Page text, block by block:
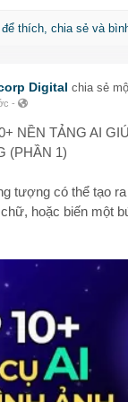
thích, chia sẻ và
Digital chia sẻ
-
NỀN TẢNG AI
(PHẦN 1)
tượng có thể tạo
hoặc biến một
giới thiệu đến bạn
từ văn bản và ảnh
2...
thiết kế, người
thiết kế